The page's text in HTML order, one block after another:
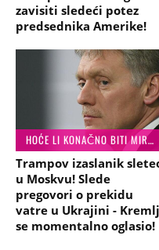
zavisiti sledeći potez
predsednika Amerike!
HOĆE LI KONAČNO BITI MIRA?
Trampov izaslanik
u Moskvu! Slede
pregovori o prekidu
vatre u Ukrajini - Kremlj
se momentalno oglasio!